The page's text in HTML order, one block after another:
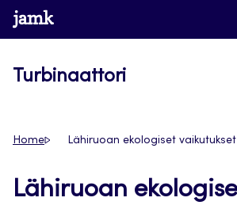
Siirry
suoraan
www.jamk.fi
Turbinaattori
Home Lähiruoan ekologiset vaikutukset
Lähiruoan